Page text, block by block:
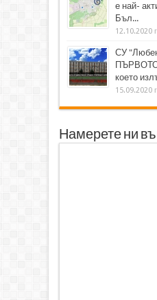
е най-
Бъл...
12.10.2020
СУ
ПЪРВОТО
което
15.09.2020
Намерете ни във